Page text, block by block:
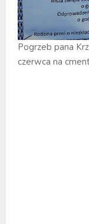
Pogrzeb pana
czerwca na